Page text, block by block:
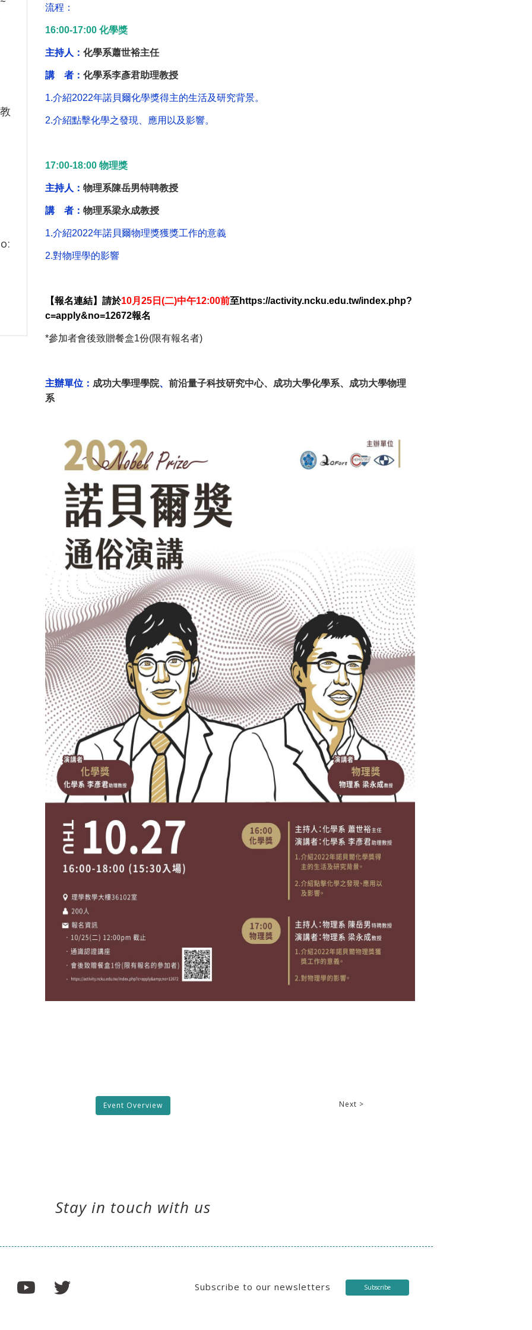
流程：
16:00-17:00 化學獎
主持人： 化學系蕭世裕主任
講 者： 化學系李彥君助理教授
1.介紹2022年諾貝爾化學獎得主的生活及研究背景。
2.介紹點擊化學之發現、應用以及影響。
17:00-18:00 物理獎
主持人： 物理系陳岳男特聘教授
講 者： 物理系梁永成教授
1.介紹2022年諾貝爾物理獎獲獎工作的意義
2.對物理學的影響
【報名連結】請於10月25日(二)中午12:00前至https://activity.ncku.edu.tw/index.php?
c=apply&no=12672報名
*參加者會後致贈餐盒1份(限有報名者)
主辦單位： 成功大學理學院、 前沿量子科技研究中心、成功大學化學系、成功大學物理
系
Event Overview Next >
Stay in touch with us
Subscribe to our newsletters Subscribe